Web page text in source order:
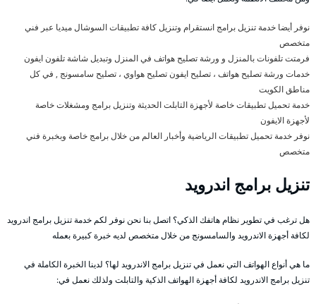
نوفر أيضا خدمة تنزيل برامج انستقرام وتنزيل كافة تطبيقات السوشال ميديا عبر فني
متخصص
فرمتت تلفونات بالمنزل و ورشة تصليح هواتف في المنزل وتبديل شاشة تلفون ايفون
خدمات ورشة تصليح هواتف ، تصليح ايفون تصليح هواوي ، تصليح سامسونج , في كل
مناطق الكويت
خدمة تحميل تطبيقات خاصة لأجهزة التابلت الحديثة وتنزيل برامج ومشغلات خاصة
لأجهزة الايفون
نوفر خدمة تحميل تطبيقات الرياضية وأخبار العالم من خلال برامج خاصة وبخبرة فني
متخصص
تنزيل برامج اندرويد
هل ترغب في تطوير نظام هاتفك الذكي؟ اتصل بنا نحن نوفر لكم خدمة تنزيل برامج اندرويد
لكافة أجهزة الاندرويد والسامسونج من خلال متخصص لديه خبرة كبيرة بعمله
ما هي أنواع الهواتف التي نعمل في تنزيل برامج الاندرويد لها؟ لدينا الخبرة الكاملة في
تنزيل برامج الاندرويد لكافة أجهزة الهواتف الذكية والتابلت ولذلك نعمل في: